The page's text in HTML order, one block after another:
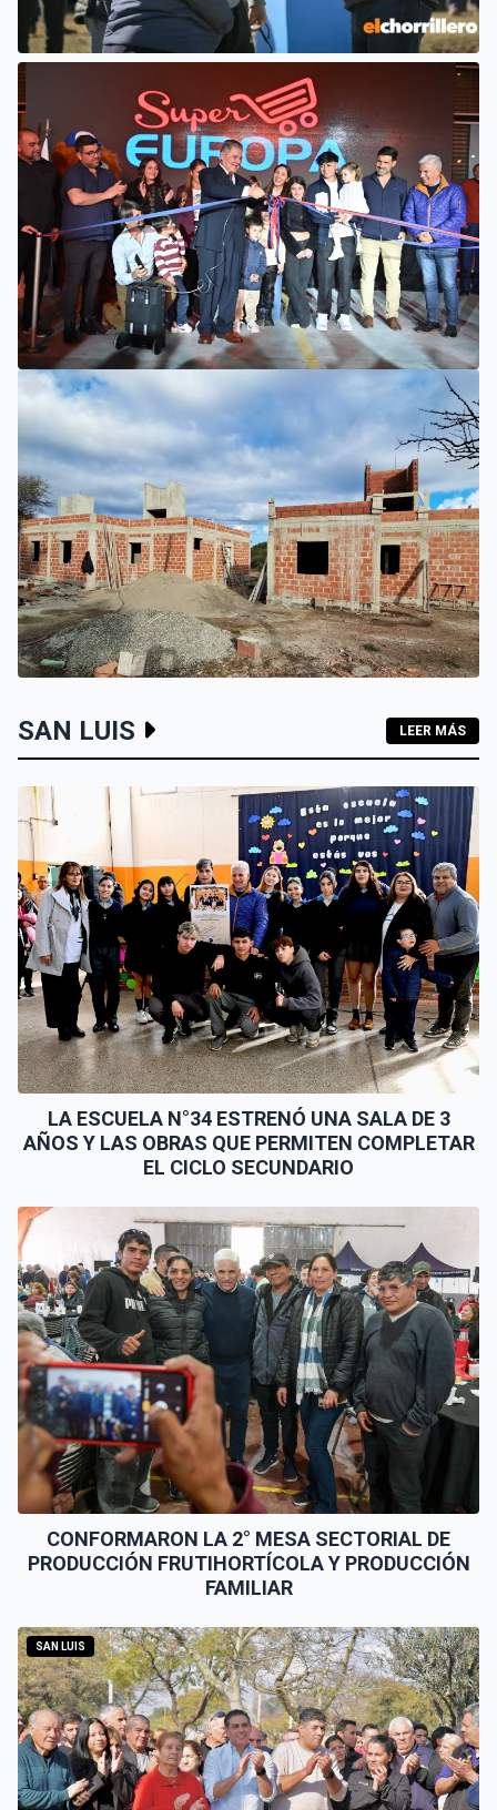
EL INTENDENTE HISSA ATENDIÓ
INQUIETUDES DE VECINOS DEL
BARRIO AMPPARE
VILLA MERCEDES
EL SUEÑO DE UN EMPRENDEDOR QUE COMENZÓ HACE 30
AÑOS: SUPER EUROPA INAUGURÓ SU CUARTA SUCURSAL
EN VILLA MERCEDES
LOS HOGARES DE LOS MOLLES Y PASO GRANDE AVANZAN
CON MAMPOSTERÍA E INSTALACIONES
SAN LUIS LEER MÁS
LA ESCUELA N°34 ESTRENÓ UNA SALA DE 3
AÑOS Y LAS OBRAS QUE PERMITEN COMPLETAR
EL CICLO SECUNDARIO
CONFORMARON LA 2° MESA SECTORIAL DE
PRODUCCIÓN FRUTIHORTÍCOLA Y PRODUCCIÓN
FAMILIAR
SAN LUIS